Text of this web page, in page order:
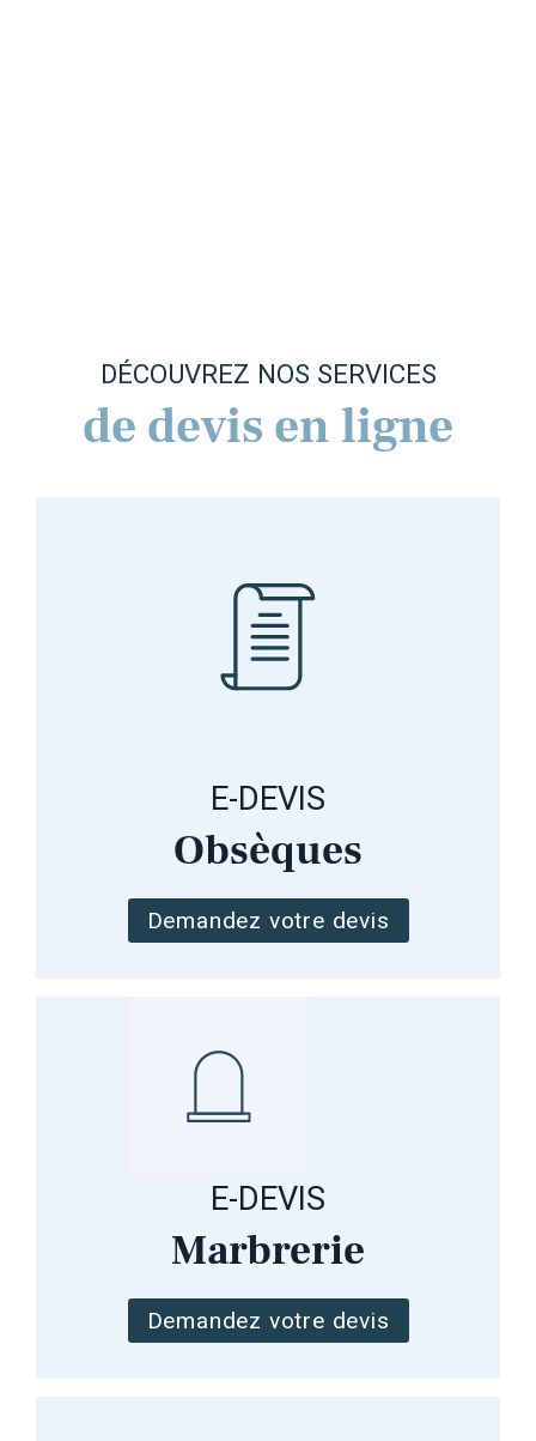
DÉCOUVREZ NOS SERVICES
de devis en ligne
E-DEVIS
Obsèques
Demandez votre devis
E-DEVIS
Marbrerie
Demandez votre devis